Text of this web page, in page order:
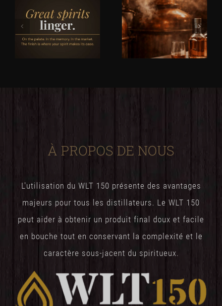
À PROPOS DE NOUS
L'utilisation du WLT 150 présente des avantages
majeurs pour tous les distillateurs. Le WLT 150
peut aider à obtenir un produit final doux et facile
en bouche tout en conservant la complexité et le
caractère sous-jacent du spiritueux.